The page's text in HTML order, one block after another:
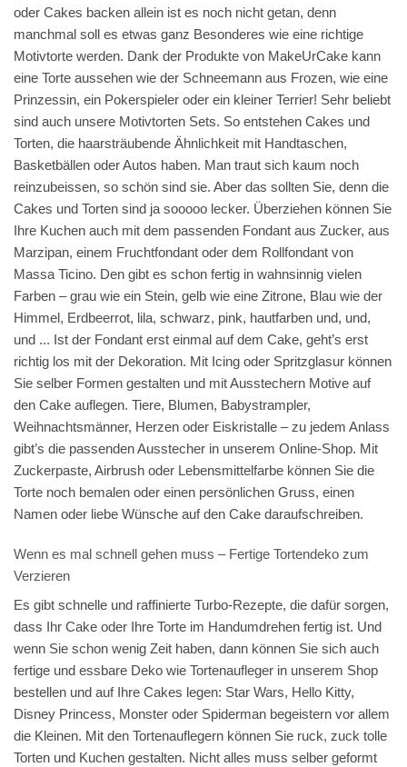
oder Cakes backen allein ist es noch nicht getan, denn
manchmal soll es etwas ganz Besonderes wie eine richtige
Motivtorte werden. Dank der Produkte von MakeUrCake kann
eine Torte aussehen wie der Schneemann aus Frozen, wie eine
Prinzessin, ein Pokerspieler oder ein kleiner Terrier! Sehr beliebt
sind auch unsere Motivtorten Sets. So entstehen Cakes und
Torten, die haarsträubende Ähnlichkeit mit Handtaschen,
Basketbällen oder Autos haben. Man traut sich kaum noch
reinzubeissen, so schön sind sie. Aber das sollten Sie, denn die
Cakes und Torten sind ja sooooo lecker. Überziehen können Sie
Ihre Kuchen auch mit dem passenden Fondant aus Zucker, aus
Marzipan, einem Fruchtfondant oder dem Rollfondant von
Massa Ticino. Den gibt es schon fertig in wahnsinnig vielen
Farben – grau wie ein Stein, gelb wie eine Zitrone, Blau wie der
Himmel, Erdbeerrot, lila, schwarz, pink, hautfarben und, und,
und ... Ist der Fondant erst einmal auf dem Cake, geht’s erst
richtig los mit der Dekoration. Mit Icing oder Spritzglasur können
Sie selber Formen gestalten und mit Ausstechern Motive auf
den Cake auflegen. Tiere, Blumen, Babystrampler,
Weihnachtsmänner, Herzen oder Eiskristalle – zu jedem Anlass
gibt’s die passenden Ausstecher in unserem Online-Shop. Mit
Zuckerpaste, Airbrush oder Lebensmittelfarbe können Sie die
Torte noch bemalen oder einen persönlichen Gruss, einen
Namen oder liebe Wünsche auf den Cake daraufschreiben.
Wenn es mal schnell gehen muss – Fertige Tortendeko zum
Verzieren
Es gibt schnelle und raffinierte Turbo-Rezepte, die dafür sorgen,
dass Ihr Cake oder Ihre Torte im Handumdrehen fertig ist. Und
wenn Sie schon wenig Zeit haben, dann können Sie sich auch
fertige und essbare Deko wie Tortenaufleger in unserem Shop
bestellen und auf Ihre Cakes legen: Star Wars, Hello Kitty,
Disney Princess, Monster oder Spiderman begeistern vor allem
die Kleinen. Mit den Tortenauflegern können Sie ruck, zuck tolle
Torten und Kuchen gestalten. Nicht alles muss selber geformt